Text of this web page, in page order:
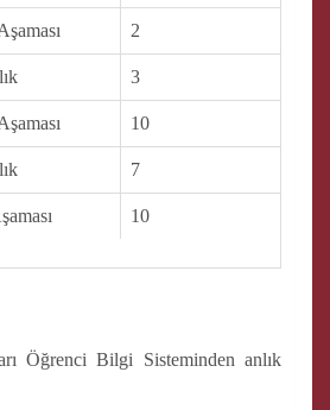
2
3
10
7
10
Öğrenci Bilgi Sisteminden anlık